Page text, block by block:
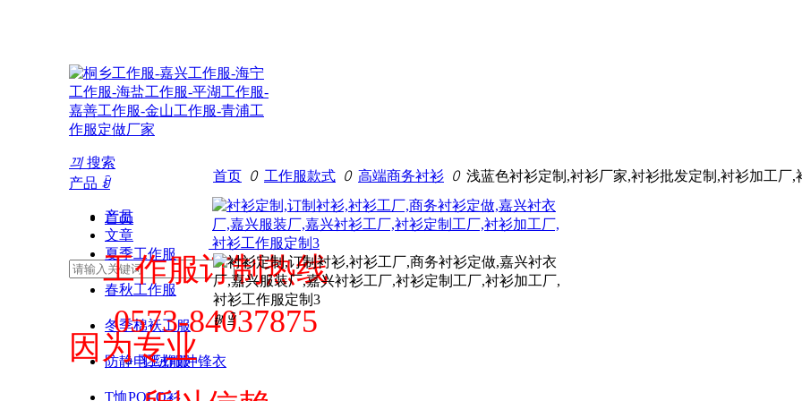
您好，欢迎访问嘉善小强制衣（www.xqzyc.com） 欢迎拨打工作服定制热线：0573-84037875
끠 搜索
产品 ꀁ
产品
文章
首页
夏季工作服
春秋工作服
冬季棉袄工服
羽绒服冲锋衣
防静电工作服
T恤POLO衫
工作服订制热线
0573-84037875
因为专业
首页 ꄲ 工作服款式 ꄲ 高端商务衬衫 ꄲ 浅蓝色衬衫定制,衬衫厂家,衬衫批发定制,衬衫加工厂,
ꁆ ꁇ